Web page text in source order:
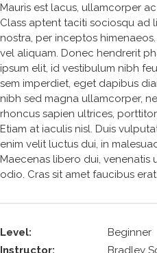
Level:
Beginner
Instructor:
Bradley
Mauris est lacus, ullamcorper
Class aptent taciti sociosqu
nostra, per inceptos
vel aliquam. Donec hendrerit
ipsum elit, id vestibulum nibh
sem imperdiet, eget dapibus
nibh sed magna ullamcorper,
rhoncus sapien ultrices,
Etiam at iaculis nisl. Duis
enim velit luctus dui, in
Maecenas libero dui, venenatis
odio. Cras sit amet faucibus erat.